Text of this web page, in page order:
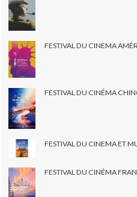
FESTIVAL DU CINEMA
FESTIVAL DU CINÉMA
FESTIVAL DU CINEMA ET
FESTIVAL DU CINÉMA